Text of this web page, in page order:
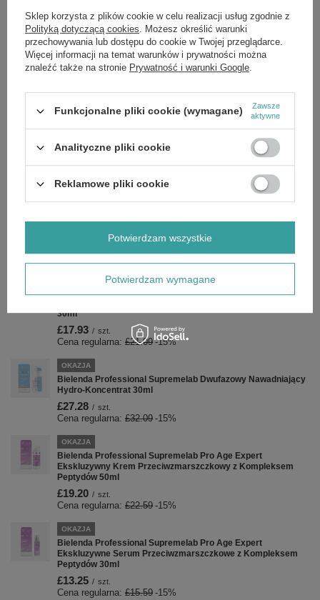
Dla kompleksowej pielęgnacji, odkryj również inne profesjonalne
produkty z linii Bielenda SupremeLab Men.
Zainwestuj w zaawansowaną pielęgnację opartą na nauce i widocznych
rezultatach. Dodaj krem do koszyka i przywróć swojej skórze energię i
Jeśli chcesz poznać pełny skład produktu, napisz do nas,
chętnie prześlemy aktualne zdjęcie etykiety ze składem. Producenci
czasem aktualizują receptury, dlatego zapewniamy dostęp do
Marka SupremeLab
Zobacz również
Bielenda Professional SupremeLab Hyalu-Minerals
30ml
£17.93 / szt.
Cena regularna: £21.09 -15%
OKAZJA
Bielenda Professional Supremelab Dwufazowy Nawadniający
Hydro-Koncentrat 30ml
£27.28 / szt.
Cena regularna: £32.09 -15%
OKAZJA
Bielenda Professional Supremelab Pro Age Expert
Ekskluzywny Krem ​​Przeciwzmarszczkowy z Kompleksem
Peptydów 50ml
£19.20 / szt.
Cena regularna: £22.59 -15%
OKAZJA
Bielenda Professional Supremelab Pro Age Expert
Ekskluzywne Serum Przeciwzmarszczkowe z Kompleksem
Peptydów 30ml
£13.25 / szt.
Cena regularna: £15.59 -15%
Sklep korzysta z plików cookie w celu realizacji usług zgodnie z
Polityką dotyczącą cookies. Możesz określić warunki
przechowywania lub dostępu do cookie w Twojej przeglądarce.
Więcej informacji na temat warunków i prywatności można
znaleźć także na stronie Prywatność i warunki Google.
Funkcjonalne pliki cookie (wymagane)
Zawsze
aktywne
Analityczne pliki cookie
Reklamowe pliki cookie
Potwierdzam wymagane
Potwierdzam wszystkie